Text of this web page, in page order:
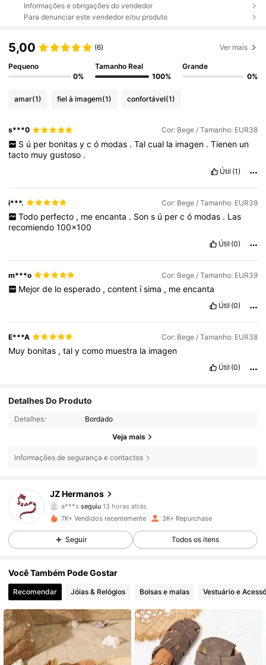
Informações e obrigações do vendedor
Para denunciar este vendedor e/ou produto
5,00 (6) Ver mais
Pequeno
0%
Tamanho Real
100%
Grande
0%
amar(1) fiel à imagem(1) confortável(1)
s***0 Cor: Bege / Tamanho: EUR38
S ú per bonitas y c ó modas . Tal cual la imagen . Tienen un
tacto muygustoso .
Útil (1)
i***. Cor: Bege / Tamanho: EUR39
Todo perfecto , me encanta . Son s ú per c ó modas . Las
recomiendo100x100
Útil (0)
m***o Cor: Bege / Tamanho: EUR39
Mejor de lo esperado , content ísima , me encanta
Útil (0)
E***A Cor: Bege / Tamanho: EUR38
Muy bonitas ,talycomo muestra la imagen
Útil (0)
Detalhes Do Produto
Detalhes: Bordado
Veja mais
Informações de segurança e contactos
JZ Hermanos
4,81
10K Seguidores
a***s seguiu 13 horas atrás
m***6está a navegar
4,81
4,81 10K Seguidores
4,81 10K Seguidores
7K+ Vendidos recentemente 3K+ Repurchase
Seguir Todos os itens
Você Também Pode Gostar
Recomendar Jóias & Relógios Bolsas e malas Vestuário e